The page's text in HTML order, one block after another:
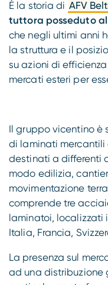
È la storia di AFV
tuttora posseduto al
che negli ultimi anni
la struttura e il
su azioni di
mercati esteri per
Il gruppo vicentino è
di laminati
destinati a differenti
modo edilizia,
movimentazione
comprende tre
laminatoi, localizzati
Italia, Francia,
La presenza sul
ad una